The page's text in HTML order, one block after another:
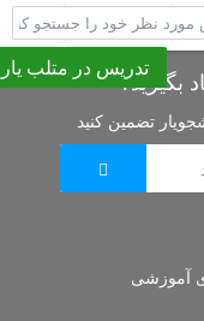
پشتیبانی
تدریس در متلب یاربگیرید؟
تضمین کنید